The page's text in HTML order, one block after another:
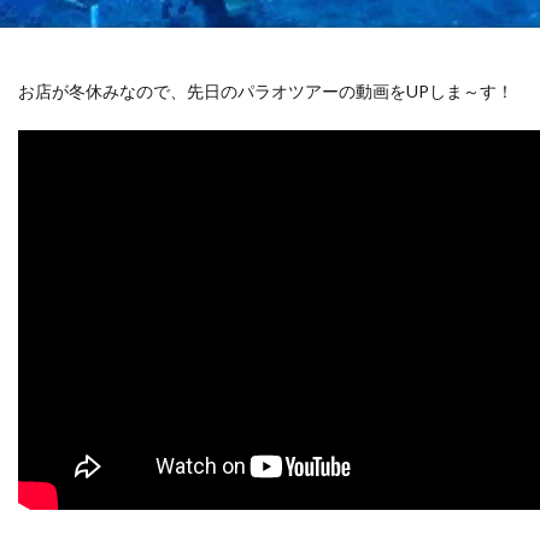
お店が冬休みなので、先日のパラオツアーの動画をUPしま～す！